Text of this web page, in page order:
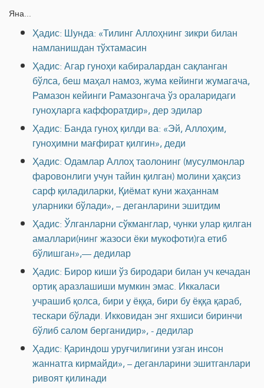
Яна...
Ҳадис: Шунда: «Тилинг Аллоҳнинг зикри билан
намланишдан тўхтамасин
Ҳадис: Агар гуноҳи кабиралардан сақланган
бўлса, беш маҳал намоз, жума кейинги жумагача,
Рамазон кейинги Рамазонгача ўз ораларидаги
гуноҳларга каффоратдир», дер эдилар
Ҳадис: Банда гуноҳ қилди ва: «Эй, Аллоҳим,
гуноҳимни мағфират қилгин», деди
Ҳадис: Одамлар Аллоҳ таолонинг (мусулмонлар
фаровонлиги учун тайин қилган) молини ҳақсиз
сарф қиладиларки, Қиёмат куни жаҳаннам
уларники бўлади», – деганларини эшитдим
Ҳадис: Ўлганларни сўкманглар, чунки улар қилган
амаллари(нинг жазоси ёки мукофоти)га етиб
бўлишган»,— дедилар
Ҳадис: Бирор киши ўз биродари билан уч кечадан
ортиқ аразлашиши мумкин эмас. Иккаласи
учрашиб қолса, бири у ёққа, бири бу ёққа қараб,
тескари бўлади. Икковидан энг яхшиси биринчи
бўлиб салом берганидир», - дедилар
Ҳадис: Қариндош уруғчилигини узган инсон
жаннатга кирмайди», – деганларини эшитганлари
ривоят қилинади